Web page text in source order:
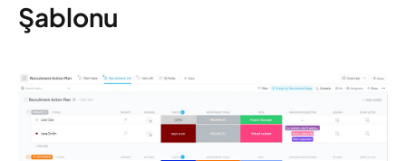
Şablonu